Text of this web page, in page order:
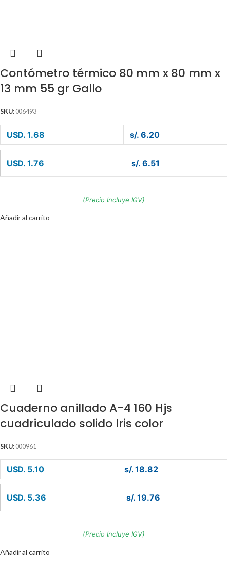
Contómetro térmico 80 mm x 80 mm x
13 mm 55 gr Gallo
SKU: 006493
USD. 1.68 s/. 6.20
USD. 1.76 s/. 6.51
(Precio Incluye IGV)
Añadir al carrito
Cuaderno anillado A-4 160 Hjs
cuadriculado solido Iris color
SKU: 000961
USD. 5.10 s/. 18.82
USD. 5.36 s/. 19.76
(Precio Incluye IGV)
Añadir al carrito